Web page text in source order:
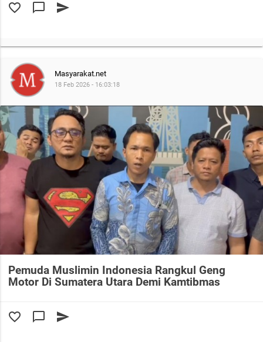
favorite_border chat_bubble_outline send
Masyarakat.net
18 Feb 2026 - 16:03:18
Pemuda Muslimin Indonesia Rangkul Geng
Motor Di Sumatera Utara Demi Kamtibmas
favorite_border chat_bubble_outline send